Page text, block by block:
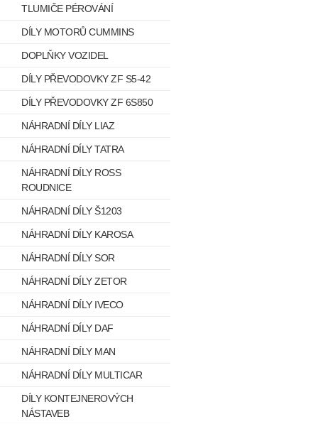
TLUMIČE PÉROVÁNÍ
DÍLY MOTORŮ CUMMINS
DOPLŇKY VOZIDEL
DÍLY PŘEVODOVKY ZF S5-42
DÍLY PŘEVODOVKY ZF 6S850
NÁHRADNÍ DÍLY LIAZ
NÁHRADNÍ DÍLY TATRA
NÁHRADNÍ DÍLY ROSS
ROUDNICE
NÁHRADNÍ DÍLY Š1203
NÁHRADNÍ DÍLY KAROSA
NÁHRADNÍ DÍLY SOR
NÁHRADNÍ DÍLY ZETOR
NÁHRADNÍ DÍLY IVECO
NÁHRADNÍ DÍLY DAF
NÁHRADNÍ DÍLY MAN
NÁHRADNÍ DÍLY MULTICAR
DÍLY KONTEJNEROVÝCH
NÁSTAVEB